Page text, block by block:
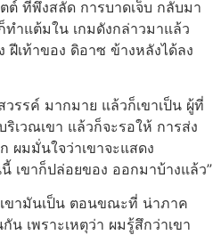
ต์ ที่พึ่งสลัด การบาดเจ็บ กลับมา
ทำแต้มใน เกมดังกล่าวมาแล้ว
ฝีเท้าของ ดิอาซ ข้างหลังได้ลง
รรค์ มากมาย แล้วก็เขาเป็น ผู้ที่
เวณเขา แล้วก็จะรอให้ การส่ง
ผมมั่นใจว่าเขาจะแสดง
เขาก็ปล่อยของ ออกมาบ้างแล้ว”
เขามันเป็น ตอนขณะที่ น่าภาค
เพราะเหตุว่า ผมรู้สึกว่าเขา